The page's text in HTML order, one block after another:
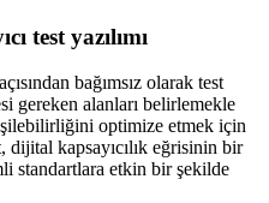
test yazılımı
bağımsız olarak test
gereken alanları belirlemekle
optimize etmek için
kapsayıcılık eğrisinin bir
standartlara etkin bir şekilde